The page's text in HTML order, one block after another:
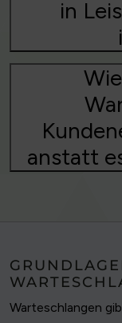
in
anstatt
Warteschlangen